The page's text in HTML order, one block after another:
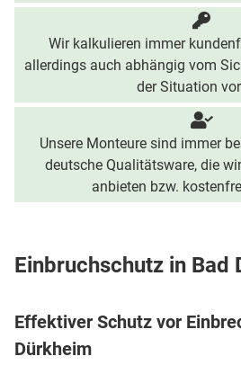
Wir kalkulieren immer
allerdings auch abhängig vom
der Situation
Unsere Monteure sind immer
deutsche Qualitätsware, die
anbieten bzw.
Einbruchschutz in Bad
Effektiver Schutz vor
Dürkheim